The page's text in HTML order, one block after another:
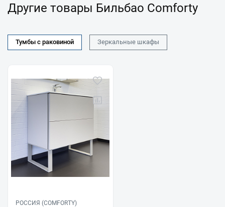
Другие товары Бильбао Comforty
Тумбы с раковиной Зеркальные шкафы
РОССИЯ (COMFORTY)